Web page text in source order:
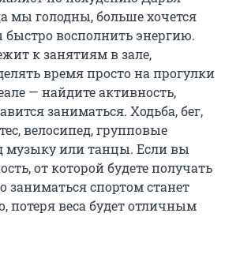
мы голодны, больше хочется
быстро восполнить энергию.
к занятиям в зале,
время просто на прогулки
— найдите активность,
заниматься. Ходьба, бег,
велосипед, групповые
музыку или танцы. Если вы
от которой будете получать
заниматься спортом станет
потеря веса будет отличным